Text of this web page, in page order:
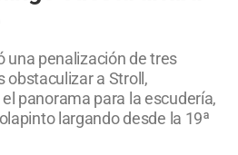
una penalización de tres
obstaculizar a Stroll,
panorama para la escudería,
largando desde la 19ª